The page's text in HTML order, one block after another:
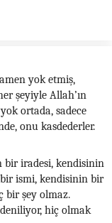
yok etmiş,
şeyiyle Allah’ın
ortada, sadece
onu kasdederler.
bir iradesi, kendisinin
ismi, kendisinin bir
bir şey olmaz.
hiç olmak